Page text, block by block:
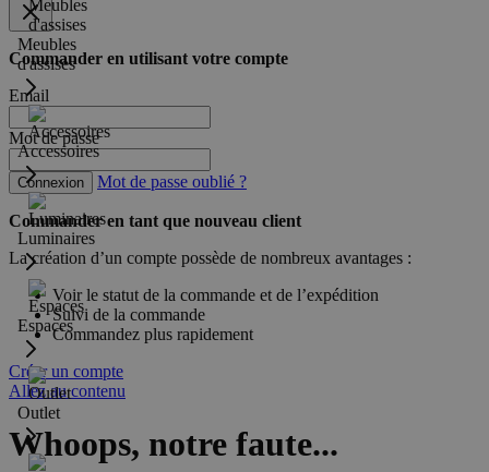
Meubles
d'assises
Accessoires
Luminaires
Espaces
Outlet
Commander en utilisant votre compte
Email
Mot de passe
Connexion Mot de passe oublié ?
Commander en tant que nouveau client
La création d’un compte possède de nombreux avantages :
Voir le statut de la commande et de l’expédition
Suivi de la commande
Commandez plus rapidement
Créer un compte
Allez au contenu
Whoops, notre faute...